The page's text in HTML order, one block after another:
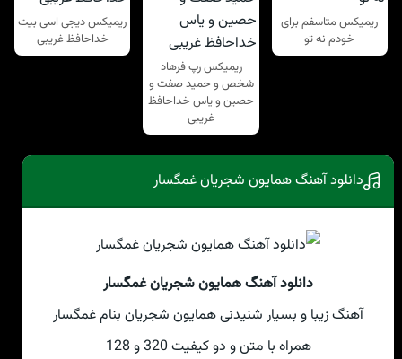
ریمیکس متاسفم برای
خودم نه تو
ریمیکس رپ فرهاد
شخص و حمید صفت و
حصین و یاس خداحافظ
غریبی
ریمیکس دیجی اسی بیت
خداحافظ غریبی
دانلود آهنگ همایون شجریان غمگسار
دانلود آهنگ همایون شجریان غمگسار
آهنگ زیبا و بسیار شنیدنی همایون شجریان بنام غمگسار
همراه با متن و دو کیفیت 320 و 128